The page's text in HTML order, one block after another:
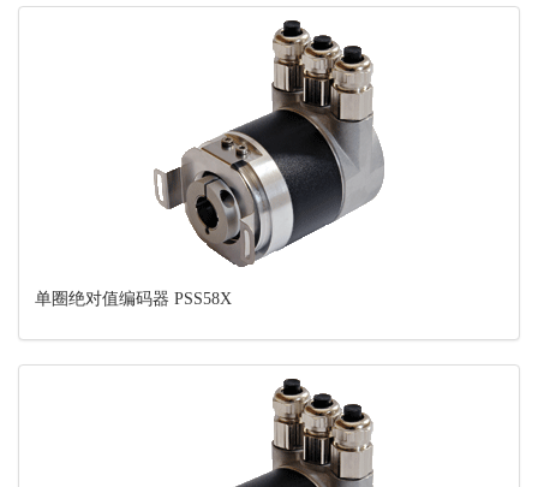
单圈绝对值编码器 PSS58X